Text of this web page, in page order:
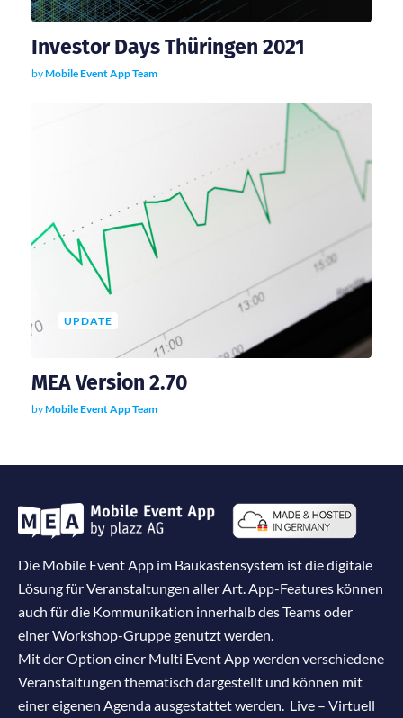
Investor Days Thüringen 2021
byMobile Event App Team
UPDATE
MEA Version 2.70
byMobile Event App Team
Die Mobile Event App im Baukastensystem ist die digitale
Lösung für Veranstaltungen aller Art. App-Features können
auch für die Kommunikation innerhalb des Teams oder
einer Workshop-Gruppe genutzt werden.
Mit der Option einer Multi Event App werden verschiedene
Veranstaltungen thematisch dargestellt und können mit
einer eigenen Agenda ausgestattet werden. Live – Virtuell